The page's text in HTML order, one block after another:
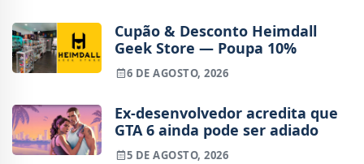
Cupão & Desconto Heimdall
Geek Store — Poupa 10%
6 DE AGOSTO, 2026
Ex-desenvolvedor acredita que
GTA 6 ainda pode ser adiado
5 DE AGOSTO, 2026